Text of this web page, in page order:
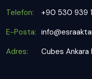
Telefon:
+90 530 939
E-Posta:
Adres:
Cubes Ankara